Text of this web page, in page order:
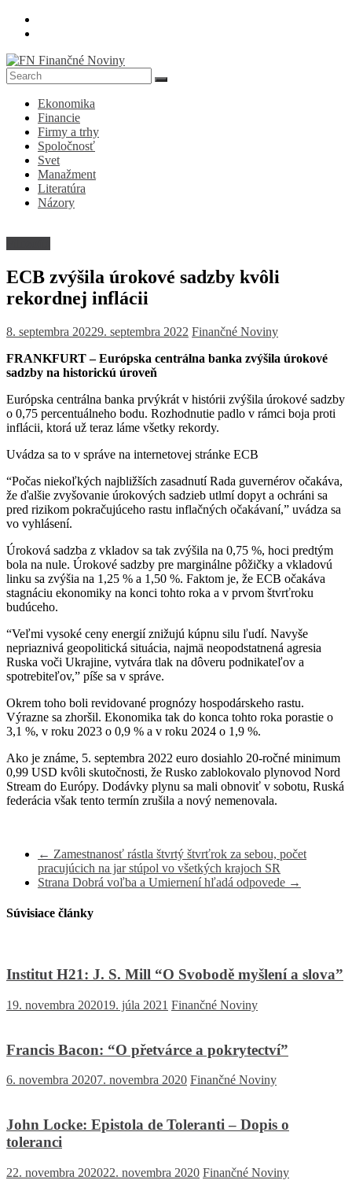
Skip
FN
Finančné
Noviny
Denník
ekonomike
spoločnosti
Ekonomika
Financie
Firmy a trhy
Spoločnosť
Svet
Manažment
Literatúra
Názory
ECB zvýšila úrokové sadzby kvôli
rekordnej inflácii
8. septembra 20229. septembra 2022 Finančné Noviny
FRANKFURT – Európska centrálna banka zvýšila úrokové
sadzby na historickú úroveň
Európska centrálna banka prvýkrát v histórii zvýšila úrokové sadzby
o 0,75 percentuálneho bodu. Rozhodnutie padlo v rámci boja proti
inflácii, ktorá už teraz láme všetky rekordy.
Uvádza sa to v správe na internetovej stránke ECB
“Počas niekoľkých najbližších zasadnutí Rada guvernérov očakáva,
že ďalšie zvyšovanie úrokových sadzieb utlmí dopyt a ochráni sa
pred rizikom pokračujúceho rastu inflačných očakávaní,” uvádza sa
vo vyhlásení.
Úroková sadzba z vkladov sa tak zvýšila na 0,75 %, hoci predtým
bola na nule. Úrokové sadzby pre marginálne pôžičky a vkladovú
linku sa zvýšia na 1,25 % a 1,50 %. Faktom je, že ECB očakáva
stagnáciu ekonomiky na konci tohto roka a v prvom štvrťroku
budúceho.
“Veľmi vysoké ceny energií znižujú kúpnu silu ľudí. Navyše
nepriaznivá geopolitická situácia, najmä neopodstatnená agresia
Ruska voči Ukrajine, vytvára tlak na dôveru podnikateľov a
spotrebiteľov,” píše sa v správe.
Okrem toho boli revidované prognózy hospodárskeho rastu.
Výrazne sa zhoršil. Ekonomika tak do konca tohto roka porastie o
3,1 %, v roku 2023 o 0,9 % a v roku 2024 o 1,9 %.
Ako je známe, 5. septembra 2022 euro dosiahlo 20-ročné minimum
0,99 USD kvôli skutočnosti, že Rusko zablokovalo plynovod Nord
Stream do Európy. Dodávky plynu sa mali obnoviť v sobotu, Ruská
federácia však tento termín zrušila a nový nemenovala.
← Zamestnanosť rástla štvrtý štvrťrok za sebou, počet
pracujúcich na jar stúpol vo všetkých krajoch SR
Strana Dobrá voľba a Umiernení hľadá odpovede →
Súvisiace články
Institut H21: J. S. Mill “O Svobodě myšlení a slova”
19. novembra 202019. júla 2021 Finančné Noviny
Francis Bacon: “O přetvárce a pokrytectví”
6. novembra 20207. novembra 2020 Finančné Noviny
John Locke: Epistola de Toleranti – Dopis o
toleranci
22. novembra 202022. novembra 2020 Finančné Noviny